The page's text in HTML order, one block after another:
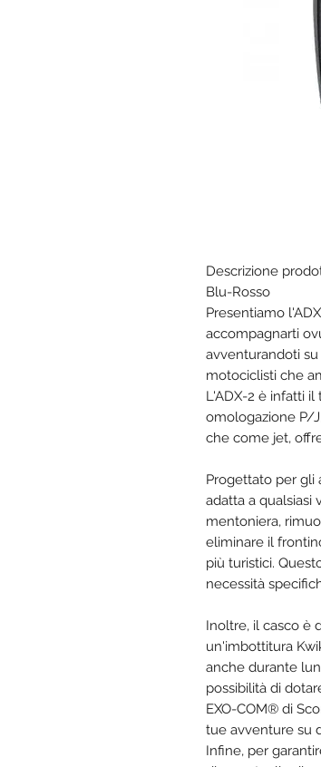
Descrizione
Blu-Rosso
Presentiamo
accompagnarti
avventurandoti
motociclisti che
L'ADX-2 è infatti
omologazione P/
che come jet,
Progettato per gli
adatta a qualsiasi
mentoniera,
eliminare il
più turistici.
necessità
Inoltre, il casco è
un'imbottitura
anche durante
possibilità di
EXO-COM® di
tue avventure su
Infine, per